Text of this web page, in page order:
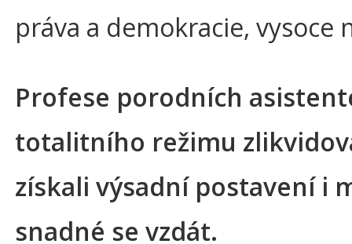
práva a demokracie, vysoce
Profese porodních
totalitního režimu
získali výsadní postavení i
snadné se vzdát.